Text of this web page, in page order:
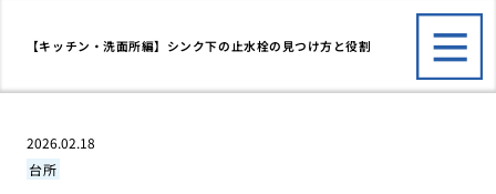
【キッチン・洗面所編】シンク下の止水栓の見つけ方と役割
2026.02.18
台所